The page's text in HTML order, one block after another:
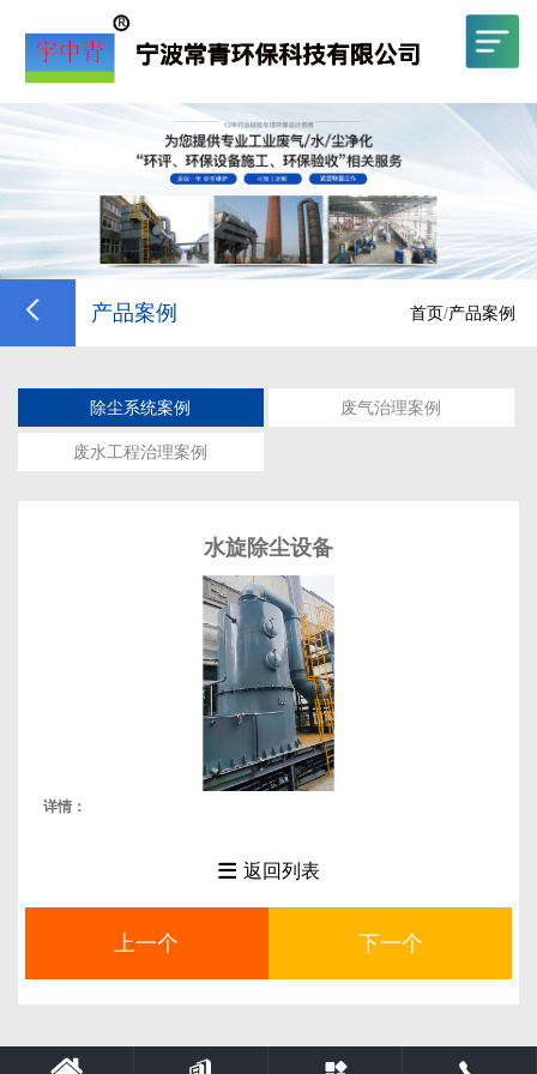
产品案例 首页/产品案例
除尘系统案例 废气治理案例
废水工程治理案例
水旋除尘设备
详情：
 返回列表
上一个 下一个